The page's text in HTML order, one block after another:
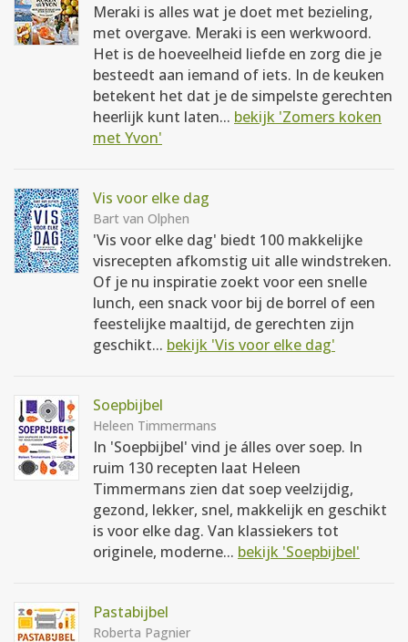
Meraki is alles wat je doet met bezieling,
met overgave. Meraki is een werkwoord.
Het is de hoeveelheid liefde en zorg die je
besteedt aan iemand of iets. In de keuken
betekent het dat je de simpelste gerechten
heerlijk kunt laten... bekijk 'Zomers koken
met Yvon'
Vis voor elke dag
Bart van Olphen
'Vis voor elke dag' biedt 100 makkelijke
visrecepten afkomstig uit alle windstreken.
Of je nu inspiratie zoekt voor een snelle
lunch, een snack voor bij de borrel of een
feestelijke maaltijd, de gerechten zijn
geschikt... bekijk 'Vis voor elke dag'
Soepbijbel
Heleen Timmermans
In 'Soepbijbel' vind je álles over soep. In
ruim 130 recepten laat Heleen
Timmermans zien dat soep veelzijdig,
gezond, lekker, snel, makkelijk en geschikt
is voor elke dag. Van klassiekers tot
originele, moderne... bekijk 'Soepbijbel'
Pastabijbel
Roberta Pagnier